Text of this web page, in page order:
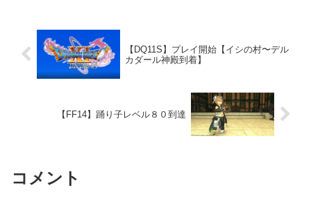
【DQ11S】プレイ開始【イシの村〜デル
カダール神殿到着】
【FF14】踊り子レベル８０到達
コメント